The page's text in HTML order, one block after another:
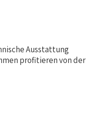
Ausstattung
profitieren von der